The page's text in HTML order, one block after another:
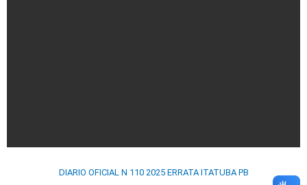
DIARIO OFICIAL N 110 2025 ERRATA ITATUBA PB